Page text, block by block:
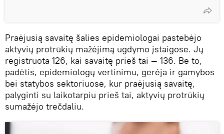
Praėjusią savaitę šalies epidemiologai pastebėjo
aktyvių protrūkių mažėjimą ugdymo įstaigose. Jų
registruota 126, kai savaitę prieš tai — 136. Be to,
padėtis, epidemiologų vertinimu, gerėja ir gamybos
bei statybos sektoriuose, kur praėjusią savaitę,
palyginti su laikotarpiu prieš tai, aktyvių protrūkių
sumažėjo trečdaliu.